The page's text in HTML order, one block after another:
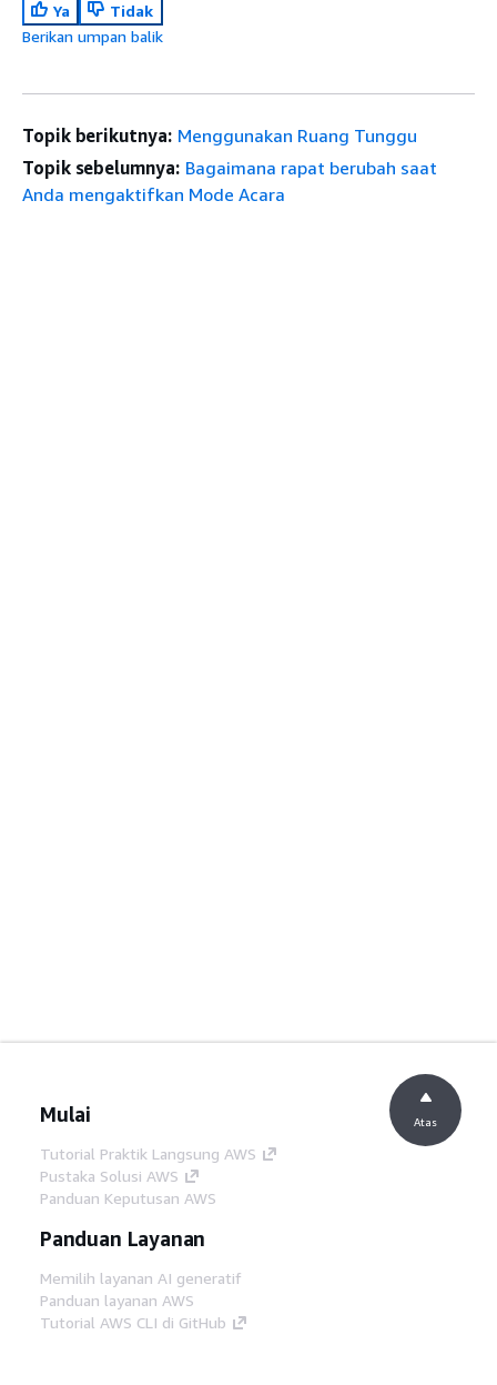
Ya
Tidak
Berikan umpan balik
Topik berikutnya: Menggunakan Ruang Tunggu
Topik sebelumnya: Bagaimana rapat berubah saat
Anda mengaktifkan Mode Acara
Mulai
Tutorial Praktik Langsung AWS
Pustaka Solusi AWS
Panduan Keputusan AWS
Panduan Layanan
Memilih layanan AI generatif
Panduan layanan AWS
Tutorial AWS CLI di GitHub
Atas